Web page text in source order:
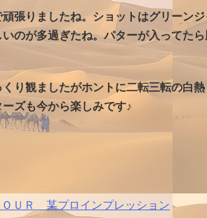
張りましたね。ショットはグリーン
いのが多過ぎたね。パターが入ってた
り観ましたがホントに二転三転の白
ズも今から楽しみです♪
ＯＵＲ 某プロインプレッション